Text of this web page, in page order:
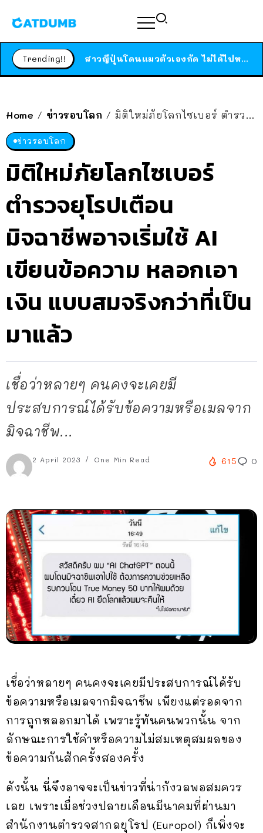
Trending!! ได้เวลาเด็กหนวดรวมตัว RF Online Next เปิดให้เล่นแล้ว เกม Sci-Fi MMORPG ระดับตำนาน เล่นได้ทั้งมือถือและ PC
Home / ข่าวรอบโลก / มิติใหม่ภัยโลกไซเบอร์ ตำรวจยุโรปเตือน มิจฉาชีพอาจเริ่มใช้ AI เขียนข้อความ หลอกเอาเงิน แบบสมจริงกว่าที่เป็นมาแล้ว
ข่าวรอบโลก
มิติใหม่ภัยโลกไซเบอร์
ตำรวจยุโรปเตือน
มิจฉาชีพอาจเริ่มใช้ AI
เขียนข้อความ หลอกเอา
เงิน แบบสมจริงกว่าที่เป็น
มาแล้ว
เชื่อว่าหลายๆ คนคงจะเคยมี
ประสบการณ์ได้รับข้อความหรือเมลจาก
มิจฉาชีพ...
2 April 2023 One Min Read 615 0
เชื่อว่าหลายๆ คนคงจะเคยมีประสบการณ์ได้รับ
ข้อความหรือเมลจากมิจฉาชีพ เพียงแต่รอดจาก
การถูกหลอกมาได้ เพราะรู้ทันคนพวกนั้น จาก
ลักษณะการใช้คำหรือความไม่สมเหตุสมผลของ
ข้อความกันสักครั้งสองครั้ง
ดังนั้น นี่จึงอาจจะเป็นข่าวที่น่ากังวลพอสมควร
เลย เพราะเมื่อช่วงปลายเดือนมีนาคมที่ผ่านมา
สำนักงานตำรวจสากลยุโรป (Europol) ก็เพิ่งจะ